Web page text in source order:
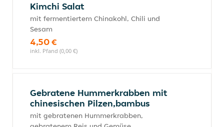
Kimchi Salat
mit fermentiertem Chinakohl, Chili und
Sesam
4,50 €
inkl. Pfand (0,00 €)
Gebratene Hummerkrabben mit
chinesischen Pilzen,bambus
mit gebratenen Hummerkrabben,